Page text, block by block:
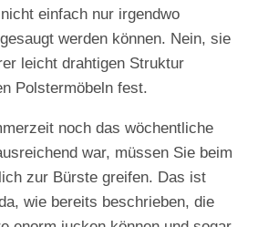
einfach nur irgendwo
werden können. Nein, sie
leicht drahtigen Struktur
Polstermöbeln fest.
noch das wöchentliche
war, müssen Sie beim
zur Bürste greifen. Das ist
wie bereits beschrieben, die